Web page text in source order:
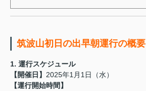
筑波山初日の出早朝運行の概要
1. 運行スケジュール
【開催日】 2025年1月1日（水）
【運行開始時間】